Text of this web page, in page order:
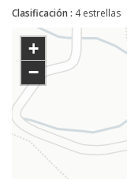
Clasificación : 4 estrellas
+
−